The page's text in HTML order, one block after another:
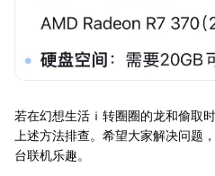
若在幻想生活ｉ转圈圈的龙和偷取
上述方法排查。希望大家解决问题
台联机乐趣。